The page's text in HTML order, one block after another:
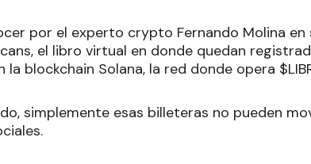
por el experto crypto Fernando Molina en
el libro virtual en donde quedan
blockchain Solana, la red donde opera
simplemente esas billeteras no pueden